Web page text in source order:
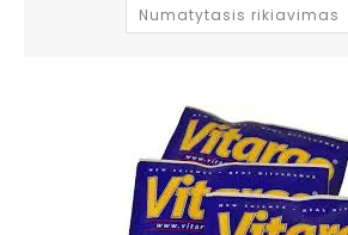
Numatytasis rikiavimas